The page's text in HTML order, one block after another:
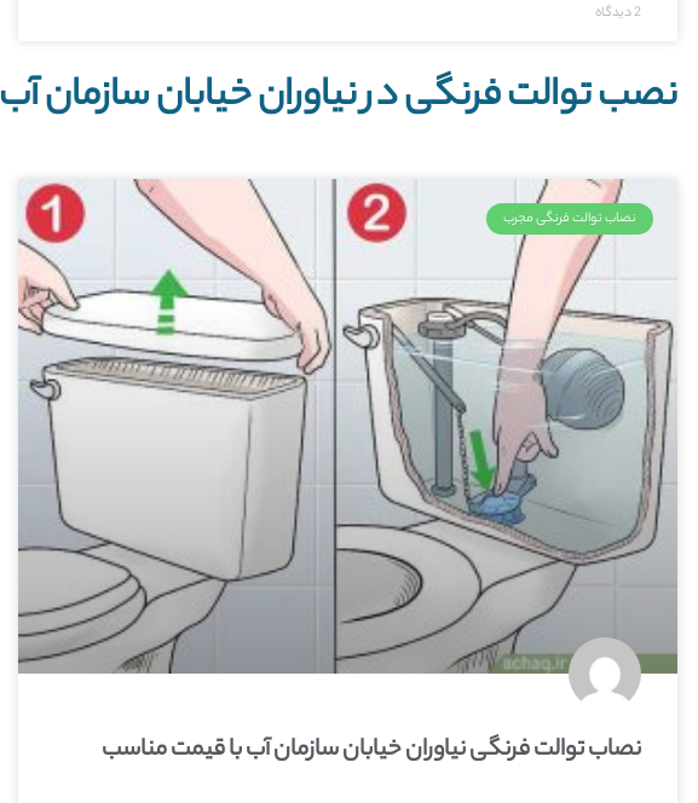
2 دیدگاه
نصب توالت فرنگی در نیاوران خیابان سازمان آب
نصاب توالت فرنگی مجرب
نصاب توالت فرنگی نیاوران خیابان سازمان آب با قیمت مناسب